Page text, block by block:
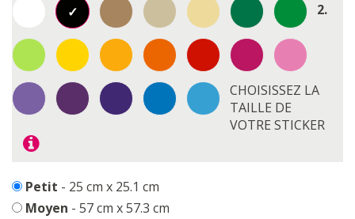
2.
CHOISISSEZ LA
TAILLE DE
VOTRE STICKER
Petit - 25 cm x 25.1 cm
Moyen - 57 cm x 57.3 cm